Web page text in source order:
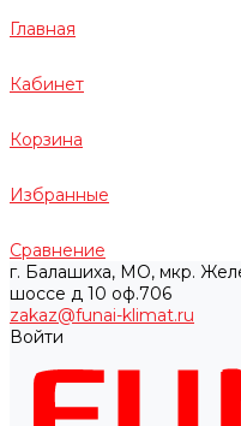
Главная
Кабинет
Корзина
Избранные
Сравнение
г. Балашиха, МО, мкр.
шоссе д 10 оф.706
zakaz@funai-klimat.ru
Войти